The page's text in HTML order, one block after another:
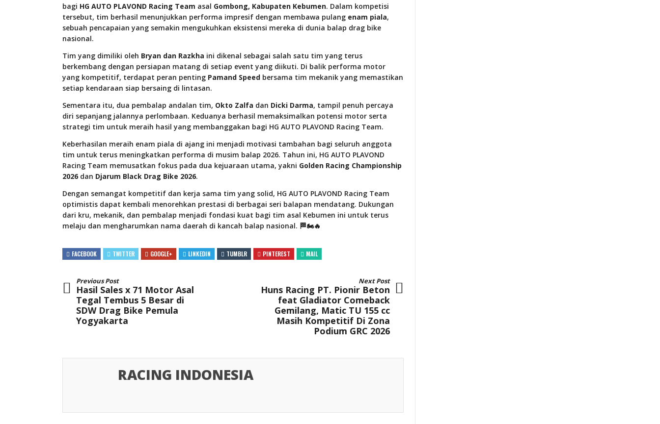
bagi HG AUTO PLAVOND Racing Team asal Gombong, Kabupaten Kebumen. Dalam kompetisi
tersebut, tim berhasil menunjukkan performa impresif dengan membawa pulang enam piala,
sebuah pencapaian yang semakin mengukuhkan eksistensi mereka di dunia balap drag bike
nasional.
Tim yang dimiliki oleh Bryan dan Razkha ini dikenal sebagai salah satu tim yang terus
berkembang dengan persiapan matang di setiap event yang diikuti. Di balik performa motor
yang kompetitif, terdapat peran penting Pamand Speed bersama tim mekanik yang memastikan
setiap kendaraan siap bersaing di lintasan.
Sementara itu, dua pembalap andalan tim, Okto Zalfa dan Dicki Darma, tampil penuh percaya
diri sepanjang jalannya perlombaan. Keduanya berhasil memaksimalkan potensi motor serta
strategi tim untuk meraih hasil yang membanggakan bagi HG AUTO PLAVOND Racing Team.
Keberhasilan meraih enam piala di ajang ini menjadi motivasi tambahan bagi seluruh anggota
tim untuk terus meningkatkan performa di musim balap 2026. Tahun ini, HG AUTO PLAVOND
Racing Team memusatkan fokus pada dua kejuaraan utama, yakni Golden Racing Championship
2026 dan Djarum Black Drag Bike 2026.
Dengan semangat kompetitif dan kerja sama tim yang solid, HG AUTO PLAVOND Racing Team
optimistis dapat kembali menorehkan prestasi di berbagai seri balapan mendatang. Dukungan
dari kru, mekanik, dan pembalap menjadi fondasi kuat bagi tim asal Kebumen ini untuk terus
melaju dan mengharumkan nama daerah di kancah balap nasional. 🏁🏍️🔥
FACEBOOK TWITTER GOOGLE+ LINKEDIN TUMBLR PINTEREST MAIL
Previous Post
Hasil Sales x 71 Motor Asal
Tegal Tembus 5 Besar di
SDW Drag Bike Pemula
Yogyakarta
Next Post
Huns Racing PT. Pionir Beton
feat Gladiator Comeback
Gemilang, Matic TU 155 cc
Masih Kompetitif Di Zona
Podium GRC 2026
RACING INDONESIA